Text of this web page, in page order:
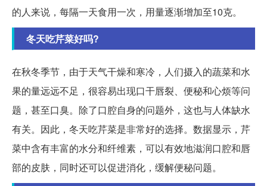
的人来说，每隔一天食用一次，用量逐渐增加至10克。
冬天吃芹菜好吗?
在秋冬季节，由于天气干燥和寒冷，人们摄入的蔬菜和水
果的量远远不足，很容易出现口干唇裂、便秘和心烦等问
题，甚至口臭。除了口腔自身的问题外，这也与人体缺水
有关。因此，冬天吃芹菜是非常好的选择。数据显示，芹
菜中含有丰富的水分和纤维素，可以有效地滋润口腔和唇
部的皮肤，同时还可以促进消化，缓解便秘问题。